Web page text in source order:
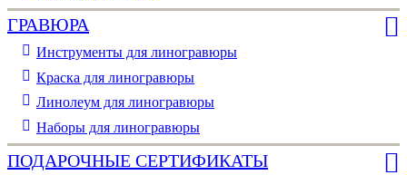
ГРАВЮРА
Инструменты для линогравюры
Краска для линогравюры
Линолеум для линогравюры
Наборы для линогравюры
ПОДАРОЧНЫЕ СЕРТИФИКАТЫ